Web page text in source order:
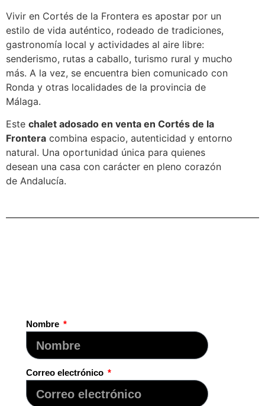
Vivir en Cortés de la Frontera es apostar por un
estilo de vida auténtico, rodeado de tradiciones,
gastronomía local y actividades al aire libre:
senderismo, rutas a caballo, turismo rural y mucho
más. A la vez, se encuentra bien comunicado con
Ronda y otras localidades de la provincia de
Málaga.
Este chalet adosado en venta en Cortés de la
Frontera combina espacio, autenticidad y entorno
natural. Una oportunidad única para quienes
desean una casa con carácter en pleno corazón
de Andalucía.
Nombre
Correo electrónico